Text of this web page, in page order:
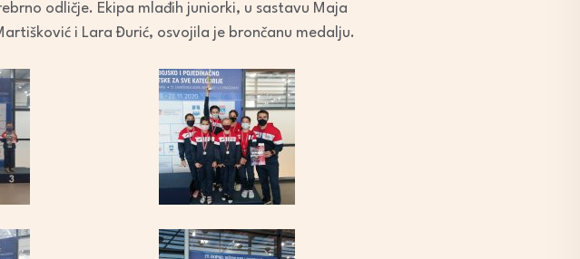
odličje. Ekipa mlađih juniorki, u sastavu Maja
i Lara Đurić, osvojila je brončanu medalju.